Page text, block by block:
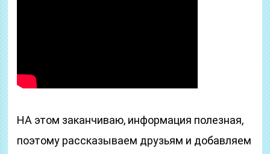
НА этом заканчиваю, информация полезная,
поэтому рассказываем друзьям и добавляем